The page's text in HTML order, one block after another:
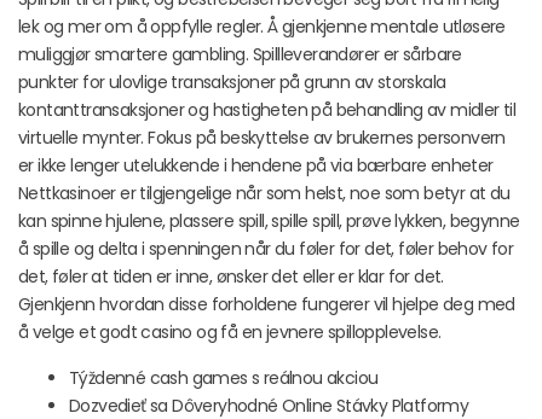
lek og mer om å oppfylle regler. Å gjenkjenne mentale utløsere
muliggjør smartere gambling. Spillleverandører er sårbare
punkter for ulovlige transaksjoner på grunn av storskala
kontanttransaksjoner og hastigheten på behandling av midler til
virtuelle mynter. Fokus på beskyttelse av brukernes personvern
er ikke lenger utelukkende i hendene på via bærbare enheter
Nettkasinoer er tilgjengelige når som helst, noe som betyr at du
kan spinne hjulene, plassere spill, spille spill, prøve lykken, begynne
å spille og delta i spenningen når du føler for det, føler behov for
det, føler at tiden er inne, ønsker det eller er klar for det.
Gjenkjenn hvordan disse forholdene fungerer vil hjelpe deg med
å velge et godt casino og få en jevnere spillopplevelse.
Týždenné cash games s reálnou akciou
Dozvedieť sa Dôveryhodné Online Stávky Platformy